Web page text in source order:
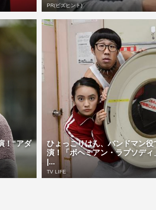
PR(ビズヒント)
！“アダ
ひょっこりはん、バンドマン役
演！「ボヘミアン・ラプソディ
|...
TV LIFE